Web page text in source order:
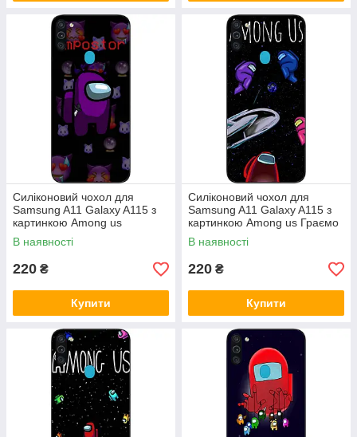
Силіконовий чохол для
Samsung A11 Galaxy A115 з
картинкою Among us
Impostor
В наявності
220 ₴
Купити
Силіконовий чохол для
Samsung A11 Galaxy A115 з
картинкою Among us Граємо
В наявності
220 ₴
Купити